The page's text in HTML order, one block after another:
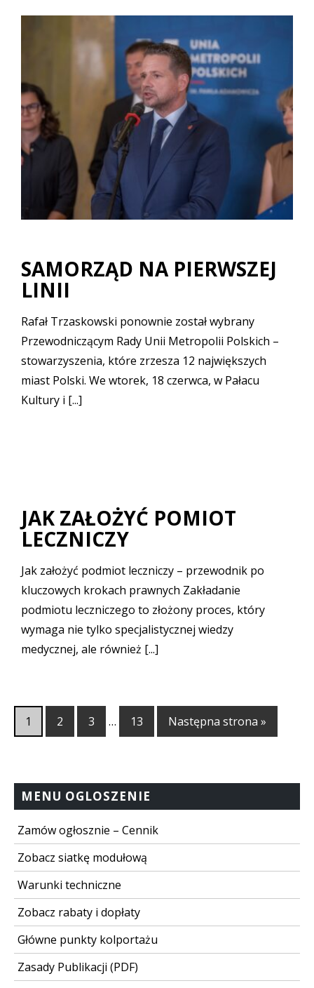
SAMORZĄD NA PIERWSZEJ
LINII
Rafał Trzaskowski ponownie został wybrany
Przewodniczącym Rady Unii Metropolii Polskich –
stowarzyszenia, które zrzesza 12 największych
miast Polski. We wtorek, 18 czerwca, w Pałacu
Kultury i [...]
JAK ZAŁOŻYĆ POMIOT
LECZNICZY
Jak założyć podmiot leczniczy – przewodnik po
kluczowych krokach prawnych Zakładanie
podmiotu leczniczego to złożony proces, który
wymaga nie tylko specjalistycznej wiedzy
medycznej, ale również [...]
1 2 3 … 13 Następna strona »
MENU OGLOSZENIE
Zamów ogłosznie – Cennik
Zobacz siatkę modułową
Warunki techniczne
Zobacz rabaty i dopłaty
Główne punkty kolportażu
Zasady Publikacji (PDF)